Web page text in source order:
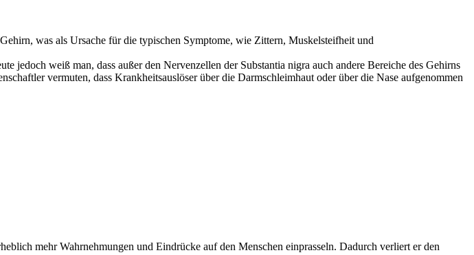
was als Ursache für die typischen Symptome, wie Zittern, Muskelsteifheit und
jedoch weiß man, dass außer den Nervenzellen der Substantia nigra auch andere Bereiche des Gehirns
vermuten, dass Krankheitsauslöser über die Darmschleimhaut oder über die Nase aufgenommen
mehr Wahrnehmungen und Eindrücke auf den Menschen einprasseln. Dadurch verliert er den